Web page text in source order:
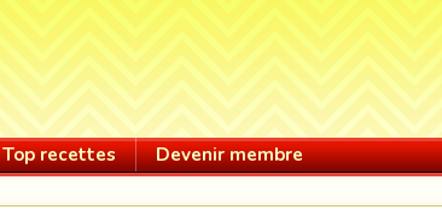
Top recettes Devenir membre